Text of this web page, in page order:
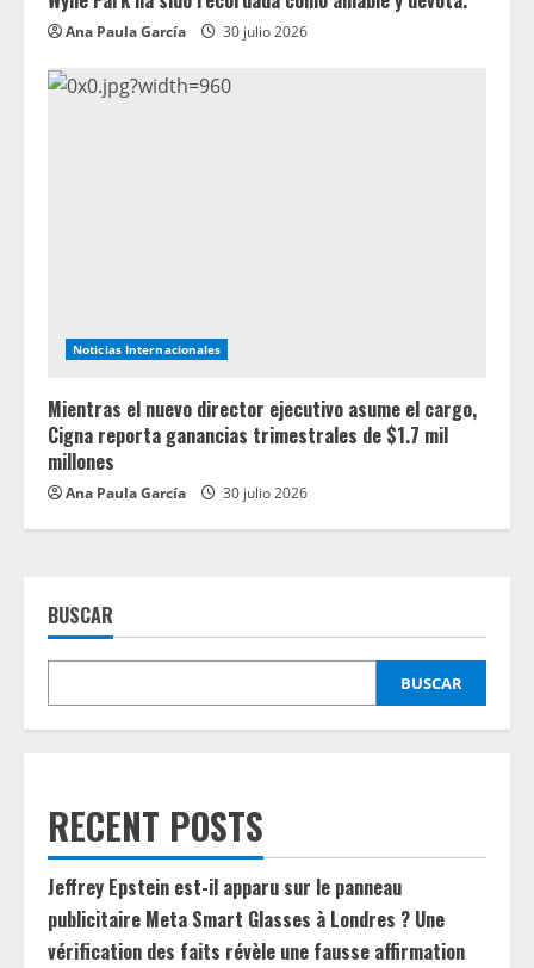
Ana Paula García 30 julio 2026
Noticias Internacionales
Mientras el nuevo director ejecutivo asume el cargo,
Cigna reporta ganancias trimestrales de $1.7 mil
millones
Ana Paula García 30 julio 2026
BUSCAR
BUSCAR
RECENT POSTS
Jeffrey Epstein est-il apparu sur le panneau
publicitaire Meta Smart Glasses à Londres ? Une
vérification des faits révèle une fausse affirmation